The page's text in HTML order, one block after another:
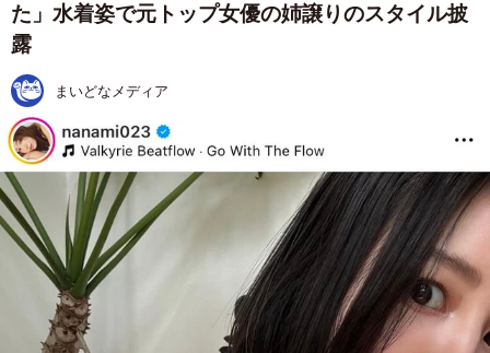
た」水着姿で元トップ女優の姉譲りのスタイル披
露
まいどなメディア